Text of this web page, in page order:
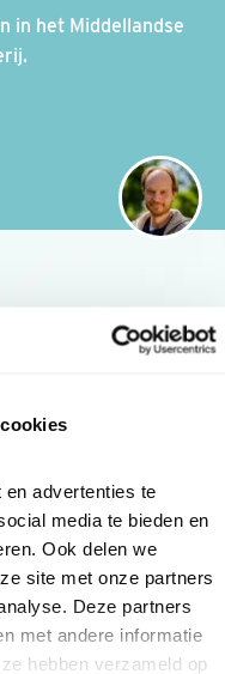
advertenties te
media te bieden en
Ook delen we
site met onze partners
Deze partners
met andere informatie
hebben verzameld op
in het Middellandse
acties en tips